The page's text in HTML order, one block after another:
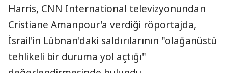
Harris, CNN International televizyonundan
Cristiane Amanpour'a verdiği röportajda,
İsrail'in Lübnan'daki saldırılarının "olağanüstü
tehlikeli bir duruma yol açtığı"